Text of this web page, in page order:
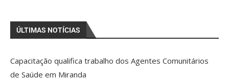
ÚLTIMAS NOTÍCIAS
Capacitação qualifica trabalho dos Agentes Comunitários
de Saúde em Miranda